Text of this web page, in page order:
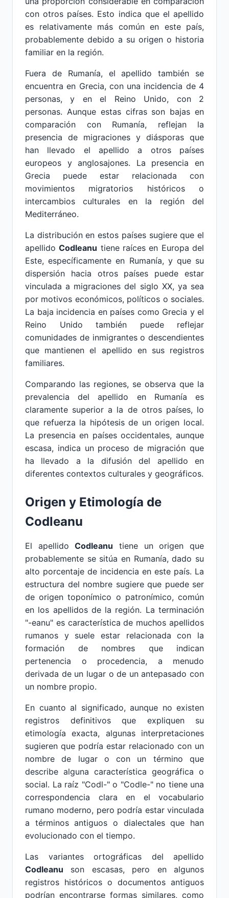
con otros países. Esto indica que el apellido
es relativamente más común en este país,
probablemente debido a su origen o historia
familiar en la región.
Fuera de Rumanía, el apellido también se
encuentra en Grecia, con una incidencia de 4
personas, y en el Reino Unido, con 2
personas. Aunque estas cifras son bajas en
comparación con Rumanía, reflejan la
presencia de migraciones y diásporas que
han llevado el apellido a otros países
europeos y anglosajones. La presencia en
Grecia puede estar relacionada con
movimientos migratorios históricos o
intercambios culturales en la región del
Mediterráneo.
La distribución en estos países sugiere que el
apellidoCodleanu tiene raíces en Europa del
Este, específicamente en Rumanía, y que su
dispersión hacia otros países puede estar
vinculada a migraciones del siglo XX, ya sea
por motivos económicos, políticos o sociales.
La baja incidencia en países como Grecia y el
Reino Unido también puede reflejar
comunidades de inmigrantes o descendientes
que mantienen el apellido en sus registros
familiares.
Comparando las regiones, se observa que la
prevalencia del apellido en Rumanía es
claramente superior a la de otros países, lo
que refuerza la hipótesis de un origen local.
La presencia en países occidentales, aunque
escasa, indica un proceso de migración que
ha llevado a la difusión del apellido en
diferentes contextos culturales y geográficos.
Origen y Etimología de
Codleanu
El apellidoCodleanu tiene un origen que
probablemente se sitúa en Rumanía, dado su
alto porcentaje de incidencia en este país. La
estructura del nombre sugiere que puede ser
de origen toponímico o patronímico, común
en los apellidos de la región. La terminación
"-eanu" es característica de muchos apellidos
rumanos y suele estar relacionada con la
formación de nombres que indican
pertenencia o procedencia, a menudo
derivada de un lugar o de un antepasado con
un nombre propio.
En cuanto al significado, aunque no existen
registros definitivos que expliquen su
etimología exacta, algunas interpretaciones
sugieren que podría estar relacionado con un
nombre de lugar o con un término que
describe alguna característica geográfica o
social. La raíz "Codl-" o "Codle-" no tiene una
correspondencia clara en el vocabulario
rumano moderno, pero podría estar vinculada
a términos antiguos o dialectales que han
evolucionado con el tiempo.
Las variantes ortográficas del apellido
Codleanu son escasas, pero en algunos
registros históricos o documentos antiguos
podrían encontrarse formas similares, como